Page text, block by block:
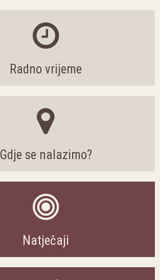
Radno vrijeme
Gdje se nalazimo?
Natječaji